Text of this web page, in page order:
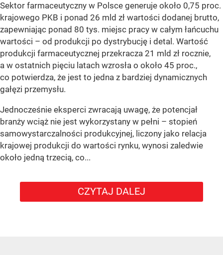
Sektor farmaceutyczny w Polsce generuje około 0,75 proc.
krajowego PKB i ponad 26 mld zł wartości dodanej brutto,
zapewniając ponad 80 tys. miejsc pracy w całym łańcuchu
wartości – od produkcji po dystrybucję i detal. Wartość
produkcji farmaceutycznej przekracza 21 mld zł rocznie,
a w ostatnich pięciu latach wzrosła o około 45 proc.,
co potwierdza, że jest to jedna z bardziej dynamicznych
gałęzi przemysłu.
Jednocześnie eksperci zwracają uwagę, że potencjał
branży wciąż nie jest wykorzystany w pełni – stopień
samowystarczalności produkcyjnej, liczony jako relacja
krajowej produkcji do wartości rynku, wynosi zaledwie
około jedną trzecią, co...
CZYTAJ DALEJ